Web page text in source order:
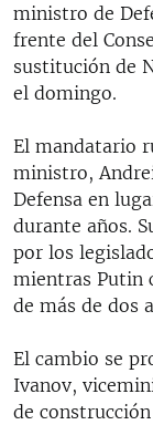
LA INVASIÓN
ministro de
frente del
sustitución de
el domingo.
El mandatario
ministro,
Defensa en
durante años.
por los
mientras Putin
de más de dos
El cambio se
Ivanov,
de